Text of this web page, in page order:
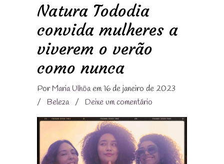
Natura Tododia
convida mulheres a
viverem o verão
como nunca
PorMaria Ulhôaem 16 de janeiro de 2023
/ Beleza / Deixe um comentário